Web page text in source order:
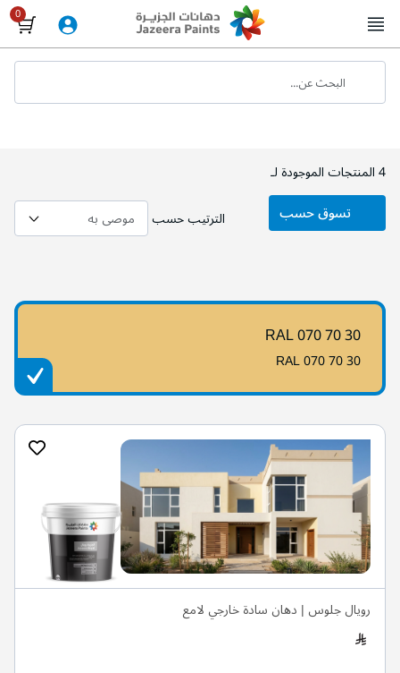
to
Content
البحث عن...
4المنتجات الموجودة لـ
الترتيب حسب
RAL 070 70 30
RAL 070 70 30
رويال جلوس | دهان سادة خارجي لامع
تسوق حسب